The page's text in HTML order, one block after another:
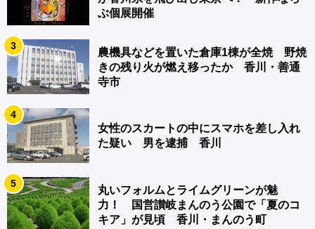
ぶ個展開催
3
農機具などを置いた倉庫1棟が全焼 野焼
きの残り火が燃え移ったか 香川・善通
寺市
4
女性のスカートの中にスマホを差し入れ
た疑い 男を逮捕 香川
5
丸いフォルムとライムグリーンが魅
力！ 国営讃岐まんのう公園で「夏のコ
キア」が見頃 香川・まんのう町